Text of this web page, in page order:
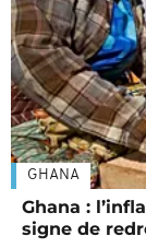
GHANA
Ghana :
signe de